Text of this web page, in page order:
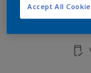
Accept All